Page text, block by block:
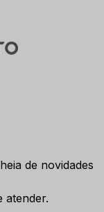
de novidades
atender.